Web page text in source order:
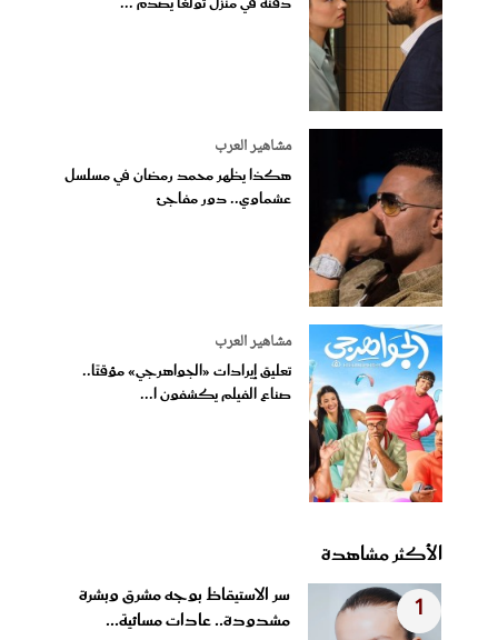
مشاهير العرب
هكذا يظهر محمد رمضان في مسلسل
عشماوي.. دور مفاجئ
مشاهير العرب
تعليق إيرادات «الجواهرجي» مؤقتًا..
صناع الفيلم يكشفون ا...
الأكثر مشاهدة
1
سر الاستيقاظ بوجه مشرق وبشرة
مشدودة.. عادات مسائية...